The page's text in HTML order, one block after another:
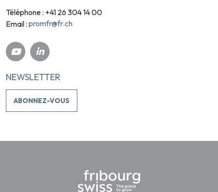
Téléphone : +41 26 304 14 00
Email : promfr@fr.ch
NEWSLETTER
ABONNEZ-VOUS